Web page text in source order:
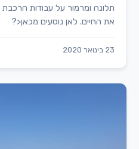
תלונה ומרמור על עבודות
את החיים. לאן נוסעים מכאן<?
23 בינואר 2020